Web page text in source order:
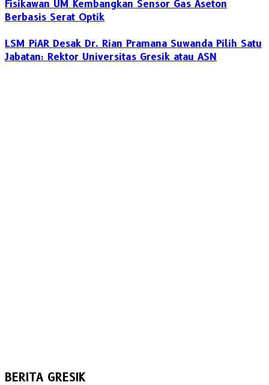
Fisikawan UM Kembangkan Sensor Gas Aseton
Berbasis Serat Optik
LSM PiAR Desak Dr. Rian Pramana Suwanda Pilih Satu
Jabatan: Rektor Universitas Gresik atau ASN
BERITA GRESIK